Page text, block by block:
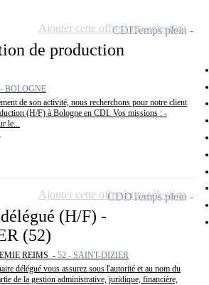
de production
BOLOGNE
de son activité, nous recherchons pour notre client
(H/F) à Bologne en CDI. Vos missions : -
le...
CDITemps plein
Ajouter cette offre à ma sélection
(H/F) -
(52)
REIMS - 52 - SAINT-DIZIER
délégué vous assurez sous l'autorité et au nom du
de la gestion administrative, juridique, financière,
CDDTemps plein
Ajouter cette offre à ma sélection